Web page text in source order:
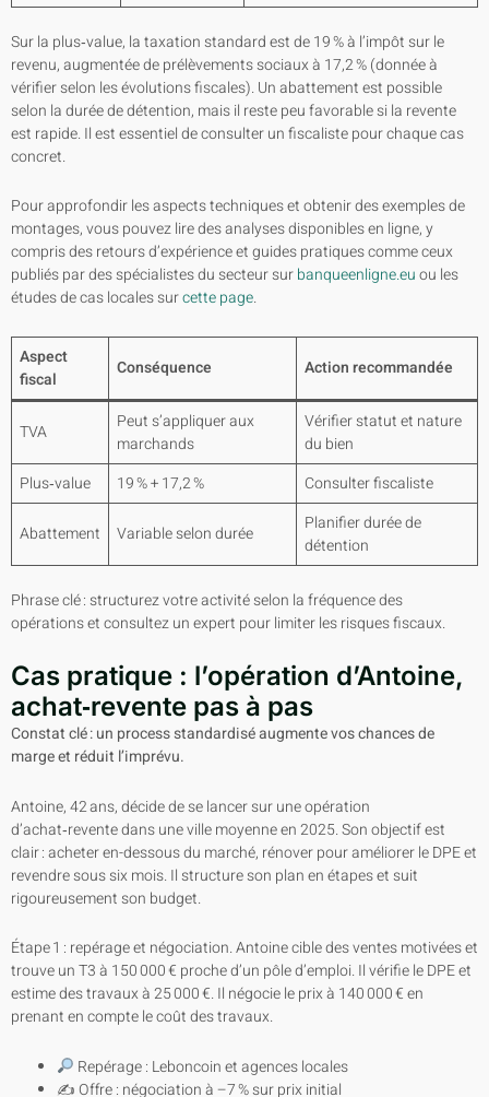
Sur la plus‑value, la taxation standard est de 19 % à l’impôt sur le
revenu, augmentée de prélèvements sociaux à 17,2 % (donnée à
vérifier selon les évolutions fiscales). Un abattement est possible
selon la durée de détention, mais il reste peu favorable si la revente
est rapide. Il est essentiel de consulter un fiscaliste pour chaque cas
concret.
Pour approfondir les aspects techniques et obtenir des exemples de
montages, vous pouvez lire des analyses disponibles en ligne, y
compris des retours d’expérience et guides pratiques comme ceux
publiés par des spécialistes du secteur surbanqueenligne.euou les
études de cas locales surcette page.
Aspect
fiscal
Conséquence Action recommandée
TVA
Peut s’appliquer aux
marchands
Vérifier statut et nature
du bien
Plus‑value
19 % + 17,2 % Consulter fiscaliste
Abattement Variable selon durée
Planifier durée de
détention
Phrase clé : structurez votre activité selon la fréquence des
opérations et consultez un expert pour limiter les risques fiscaux.
Cas pratique : l’opération d’Antoine,
achat‑revente pas à pas
Constat clé : un process standardisé augmente vos chances de
marge et réduit l’imprévu.
Antoine, 42 ans, décide de se lancer sur une opération
d’achat‑revente dans une ville moyenne en 2025. Son objectif est
clair : acheter en-dessous du marché, rénover pour améliorer le DPE et
revendre sous six mois. Il structure son plan en étapes et suit
rigoureusement son budget.
Étape 1 : repérage et négociation. Antoine cible des ventes motivées et
trouve un T3 à 150 000 € proche d’un pôle d’emploi. Il vérifie le DPE et
estime des travaux à 25 000 €. Il négocie le prix à 140 000 € en
prenant en compte le coût des travaux.
Repérage : Leboncoin et agences locales
✍️ Offre : négociation à –7 % sur prix initial